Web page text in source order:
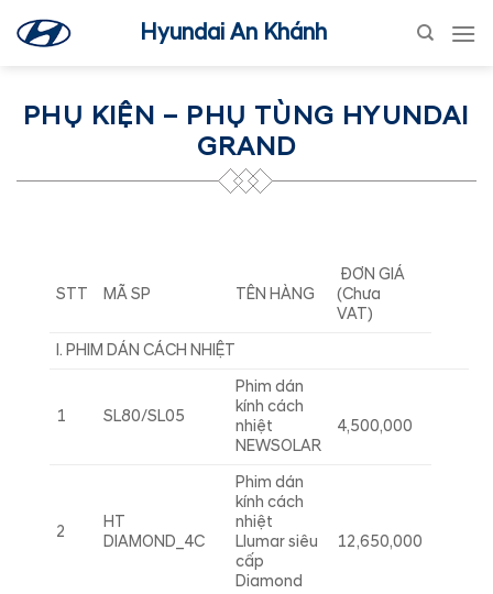
to
Hyundai An Khánh
PHỤ KIỆN – PHỤ TÙNG HYUNDAI
GRAND
STT MÃ SP TÊN HÀNG
ĐƠN GIÁ
(Chưa
VAT)
I. PHIM DÁN CÁCH NHIỆT
1 SL80/SL05
Phim dán
kính cách
nhiệt
NEWSOLAR
4,500,000
2
HT
DIAMOND_4C
Phim dán
kính cách
nhiệt
Llumar siêu
cấp
Diamond
12,650,000